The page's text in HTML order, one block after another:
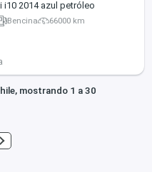
i10 2014 azul petróleo
Bencina 66000 km
mostrando 1 a 30